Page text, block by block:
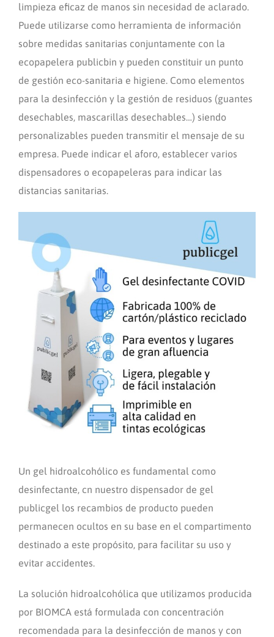
limpieza eficaz de manos sin necesidad de aclarado.
Puede utilizarse como herramienta de información
sobre medidas sanitarias conjuntamente con la
ecopapelera publicbin y pueden constituir un punto
de gestión eco-sanitaria e higiene. Como elementos
para la desinfección y la gestión de residuos (guantes
desechables, mascarillas desechables…) siendo
personalizables pueden transmitir el mensaje de su
empresa. Puede indicar el aforo, establecer varios
dispensadores o ecopapeleras para indicar las
distancias sanitarias.
Un gel hidroalcohólico es fundamental como
desinfectante, cn nuestro dispensador de gel
publicgel los recambios de producto pueden
permanecen ocultos en su base en el compartimento
destinado a este propósito, para facilitar su uso y
evitar accidentes.
La solución hidroalcohólica que utilizamos producida
por BIOMCA está formulada con concentración
recomendada para la desinfección de manos y con